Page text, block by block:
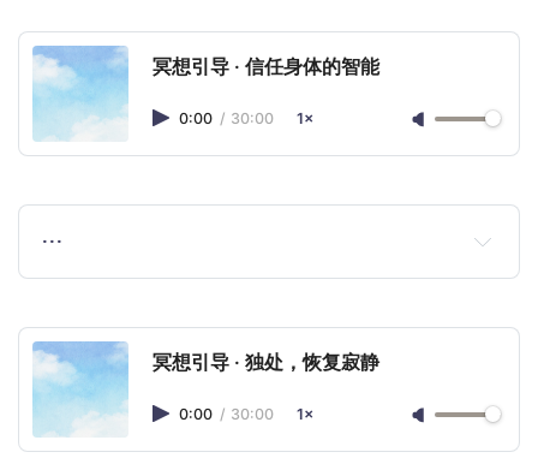
冥想引导 · 信任身体的智能
0:00 / 30:00 1×
…
冥想引导 · 独处，恢复寂静
0:00 / 30:00 1×